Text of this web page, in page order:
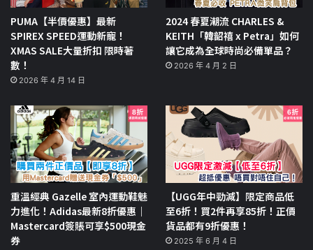
PUMA【半價優惠】最新
SPIREX SPEED運動新寵！
XMAS SALE大量折扣 限時著
數！
2026 年 4 月 14 日
2024 春夏潮流 CHARLES &
KEITH「韓韶禧 x Petra」如何
讓它成為全球時尚必備單品？
2026 年 4 月 2 日
重溫經典 Gazelle 室內運動鞋魅
力進化！Adidas最新8折優惠｜
Mastercard簽賬可享$500現金
券
【UGG年中勁減】限定商品低
至6折！買2件再享85折！正價
貨品都有9折優惠！
2025 年 6 月 4 日